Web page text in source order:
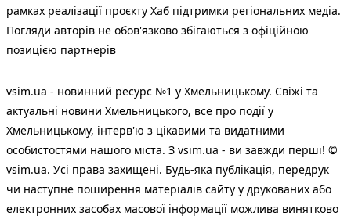
рамках реалізації проєкту Хаб підтримки регіональних медіа.
Погляди авторів не обов'язково збігаються з офіційною
позицією партнерів
vsim.ua - новинний ресурс №1 у Хмельницькому. Свіжі та
актуальні новини Хмельницького, все про події у
Хмельницькому, інтерв'ю з цікавими та видатними
особистостями нашого міста. З vsim.ua - ви завжди перші! ©
vsim.ua. Усі права захищені. Будь-яка публiкацiя, передрук
чи наступне поширення матеріалів сайту у друкованих або
електронних засобах масової інформації можлива винятково